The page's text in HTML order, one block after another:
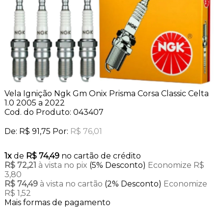
Vela Ignição Ngk Gm Onix Prisma Corsa Classic Celta
1.0 2005 a 2022
Cod. do Produto: 043407
De: R$ 91,75 Por: R$ 76,01
1xde R$ 74,49 no cartão de crédito
R$ 72,21 à vista no pix (5% Desconto) Economize R$
3,80
R$ 74,49 à vista no cartão (2% Desconto) Economize
R$ 1,52
Mais formas de pagamento